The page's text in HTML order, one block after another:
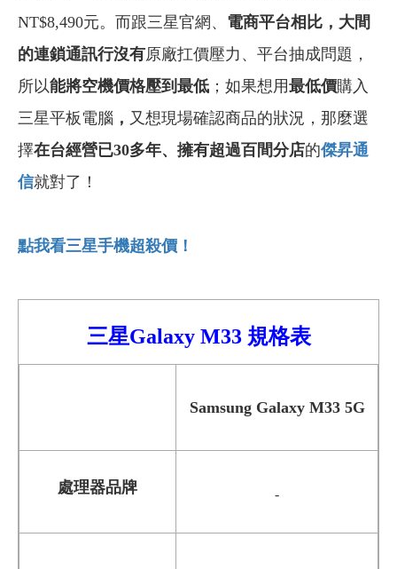
NT$8,490元。而跟三星官網、 電商平台相比，大間
的連鎖通訊行沒有原廠扛價壓力、平台抽成問題，
所以能將空機價格壓到最低 ；如果想用最低價購入
三星平板電腦 ， 又想現場確認商品的狀況，那麼選
擇在台經營已30多年、擁有超過百間分店的傑昇通
信就對了！
點我看三星手機超殺價！
三星Galaxy M33 規格表
Samsung Galaxy M33 5G
處理器品牌 -